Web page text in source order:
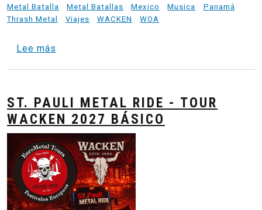
Metal Batalla
Metal Batallas Mexico Musica
Panamá
Thrash Metal
Viajes WACKEN WOA
Lee más
ST. PAULI METAL RIDE - TOUR
WACKEN 2027 BÁSICO